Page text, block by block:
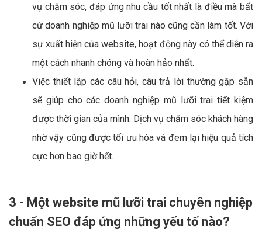
vụ chăm sóc, đáp ứng nhu cầu tốt nhất là điều mà bất
cứ doanh nghiệp mũ lưỡi trai nào cũng cần làm tốt. Với
sự xuất hiện của website, hoạt động này có thể diễn ra
một cách nhanh chóng và hoàn hảo nhất.
Việc thiết lập các câu hỏi, câu trả lời thường gặp sẵn
sẽ giúp cho các doanh nghiệp mũ lưỡi trai tiết kiệm
được thời gian của mình. Dịch vụ chăm sóc khách hàng
nhờ vậy cũng được tối ưu hóa và đem lại hiệu quả tích
cực hơn bao giờ hết.
3 - Một website mũ lưỡi trai chuyên nghiệp
chuẩn SEO đáp ứng những yếu tố nào?